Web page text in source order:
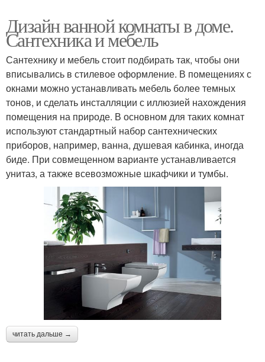
Дизайн ванной комнаты в доме.
Сантехника и мебель
Сантехнику и мебель стоит подбирать так, чтобы они
вписывались в стилевое оформление. В помещениях с
окнами можно устанавливать мебель более темных
тонов, и сделать инсталляции с иллюзией нахождения
помещения на природе. В основном для таких комнат
используют стандартный набор сантехнических
приборов, например, ванна, душевая кабинка, иногда
биде. При совмещенном варианте устанавливается
унитаз, а также всевозможные шкафчики и тумбы.
читать дальше →